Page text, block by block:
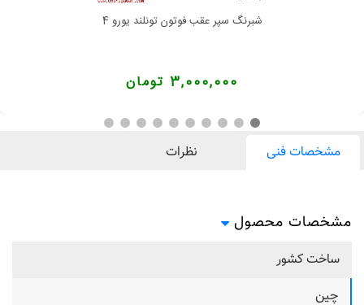
شبرنگ سپر عقب فوتون تونلند یورو 4
3,000,000 تومان
مشخصات فنی نظرات
مشخصات محصول
ساخت کشور
چین